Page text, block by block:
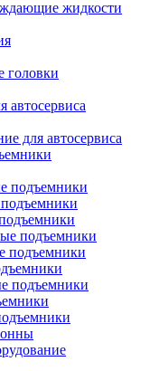
жидкости
головки
автосервиса
для автосервиса
подъемники
подъемники
подъемники
подъемники